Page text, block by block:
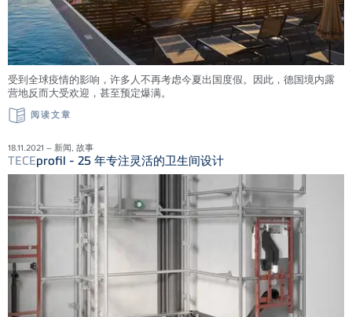
受到全球疫情的影响，许多人不再考虑今夏出国度假。因此，德国境内露
营地反而大受欢迎，甚至预定爆满。
阅读文章
18.11.2021 – 新闻, 故事
TECEprofil - 25 年专注灵活的卫生间设计